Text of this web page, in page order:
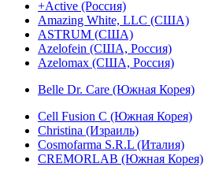
+Active (Россия)
Amazing White, LLC (США)
ASTRUM (США)
Azelofein (США, Россия)
Azelomax (США, Россия)
Belle Dr. Care (Южная Корея)
Cell Fusion C (Южная Корея)
Christina (Израиль)
Cosmofarma S.R.L (Италия)
CREMORLAB (Южная Корея)